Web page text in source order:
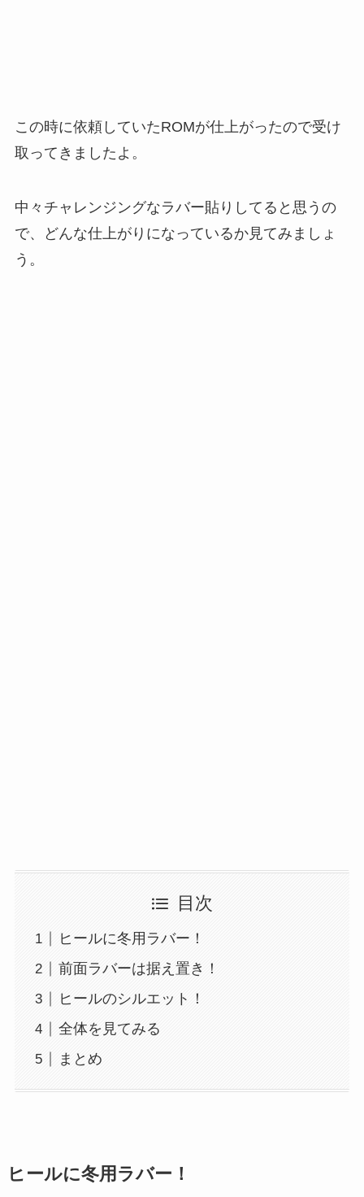
この時に依頼していたROMが仕上がったので受け
取ってきましたよ。
中々チャレンジングなラバー貼りしてると思うの
で、どんな仕上がりになっているか見てみましょ
う。
目次
ヒールに冬用ラバー！
前面ラバーは据え置き！
ヒールのシルエット！
全体を見てみる
まとめ
ヒールに冬用ラバー！